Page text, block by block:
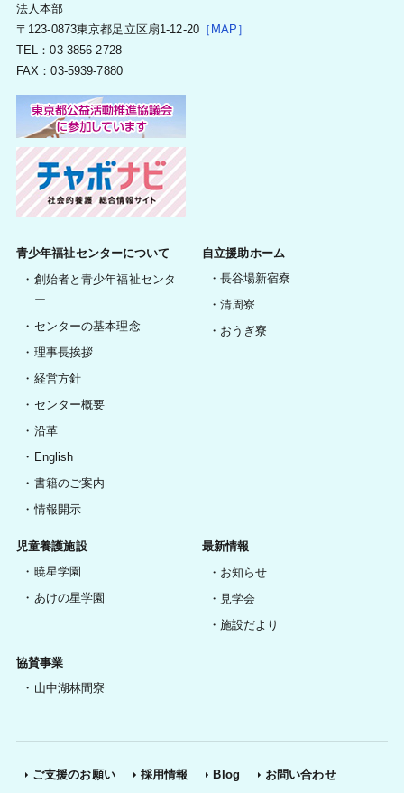
法人本部
〒123-0873東京都足立区扇1-12-20［MAP］
TEL：03-3856-2728
FAX：03-5939-7880
青少年福祉センターについて
創始者と青少年福祉センタ
ー
センターの基本理念
理事長挨拶
経営方針
センター概要
沿革
English
書籍のご案内
情報開示
自立援助ホーム
長谷場新宿寮
清周寮
おうぎ寮
児童養護施設
暁星学園
あけの星学園
最新情報
お知らせ
見学会
施設だより
協賛事業
山中湖林間寮
ご支援のお願い 採用情報 Blog お問い合わせ